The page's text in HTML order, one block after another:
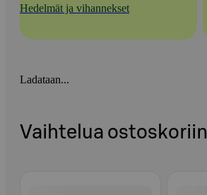
Hedelmät ja vihannekset
Ladataan...
Vaihtelua ostoskoriin